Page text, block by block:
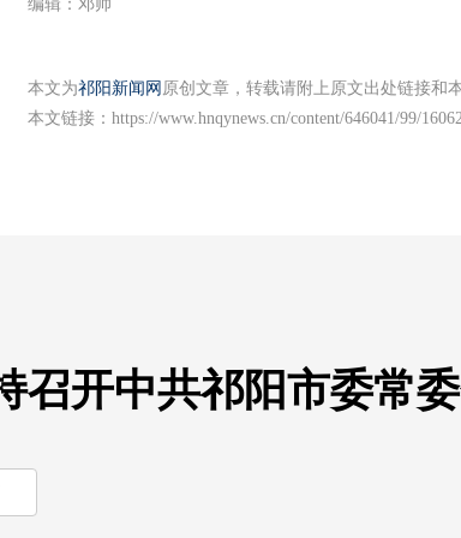
编辑：邓帅
本文为祁阳新闻网 原创文章，转载请附上原文出处链接和本
本文链接： https://www.hnqynews.cn/content/646041/99/
召开中共祁阳市委常